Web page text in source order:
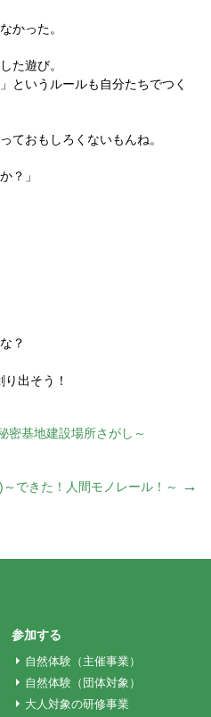
かった。
た遊び。
というルールも自分たちでつく
ておもしろくないもんね。
？」
？
出そう！
密基地建設場所さがし～
～できた！人間モノレール！～ →
参加する
自然体験（主催事業）
自然体験（団体対象）
大人対象の研修事業